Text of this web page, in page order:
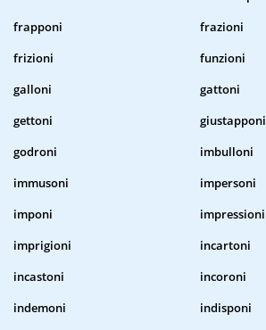
frapponi
frazioni
frizioni
funzioni
galloni
gattoni
gettoni
giustapponi
godroni
imbulloni
immusoni
impersoni
imponi
impressioni
imprigioni
incartoni
incastoni
incoroni
indemoni
indisponi